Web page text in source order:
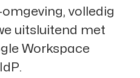
volledig
uitsluitend met
Workspace